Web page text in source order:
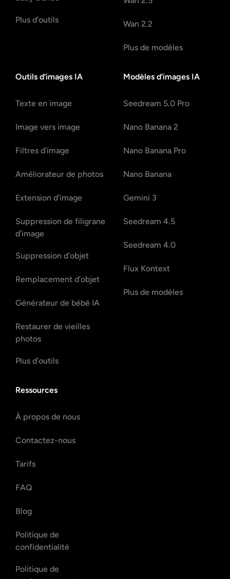
Plus d’outils Wan 2.2
Plus de modèles
Outils d’images IA
Texte en image
Image vers image
Filtres d’image
Améliorateur de photos
Extension d’image
Suppression de filigrane
d’image
Suppression d’objet
Remplacement d’objet
Générateur de bébé IA
Restaurer de vieilles
photos
Plus d’outils
Modèles d’images IA
Seedream 5.0 Pro
Nano Banana 2
Nano Banana Pro
Nano Banana
Gemini 3
Seedream 4.5
Seedream 4.0
Flux Kontext
Plus de modèles
Ressources
À propos de nous
Contactez-nous
Tarifs
FAQ
Blog
Politique de
confidentialité
Politique de